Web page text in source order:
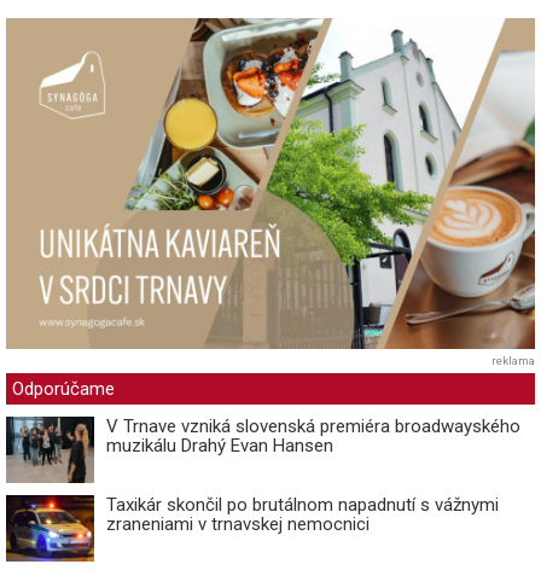
reklama
Odporúčame
V Trnave vzniká slovenská premiéra broadwayského
muzikálu Drahý Evan Hansen
Taxikár skončil po brutálnom napadnutí s vážnymi
zraneniami v trnavskej nemocnici